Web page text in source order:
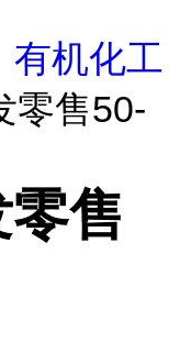
有机化工
零售50-
售